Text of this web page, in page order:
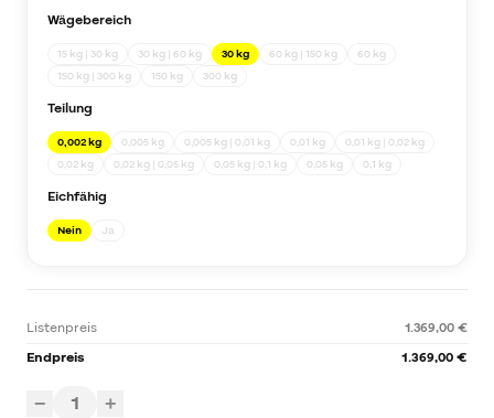
Wägebereich
15 kg | 30 kg 30 kg | 60 kg 30 kg 60 kg | 150 kg
60 kg
150 kg | 300 kg
150 kg 300 kg
Teilung
0,002 kg 0,005 kg 0,005 kg | 0,01 kg 0,01 kg
0,01 kg | 0,02 kg
0,02 kg
0,02 kg | 0,05 kg 0,05 kg | 0,1 kg 0,05 kg 0,1 kg
Eichfähig
Nein Ja
Listenpreis
1.369,00 €
Endpreis
1.369,00 €
− 1 +